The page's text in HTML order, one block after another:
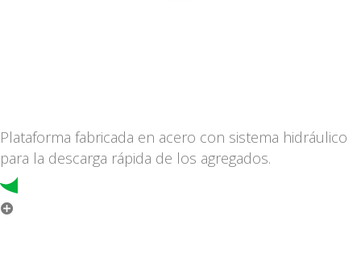
Plataforma fabricada en acero con sistema hidráulico
para la descarga rápida de los agregados.